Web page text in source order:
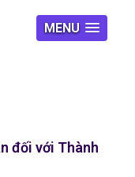
MENU
đối với Thành